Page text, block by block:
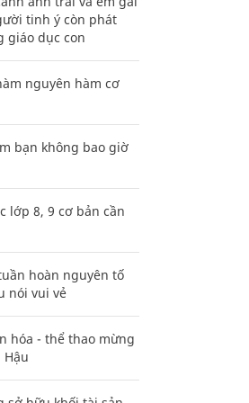
tinh ý còn phát
giáo dục con
nguyên hàm cơ
bạn không bao giờ
lớp 8, 9 cơ bản cần
hoàn nguyên tố
nói vui vẻ
hóa - thể thao mừng
Hậu